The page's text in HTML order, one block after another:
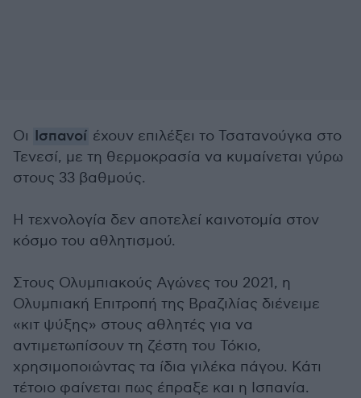
Οι Ισπανοί έχουν επιλέξει το Τσατανούγκα στο
Τενεσί, με τη θερμοκρασία να κυμαίνεται γύρω
στους 33 βαθμούς.
Η τεχνολογία δεν αποτελεί καινοτομία στον
κόσμο του αθλητισμού.
Στους Ολυμπιακούς Αγώνες του 2021, η
Ολυμπιακή Επιτροπή της Βραζιλίας διένειμε
«κιτ ψύξης» στους αθλητές για να
αντιμετωπίσουν τη ζέστη του Τόκιο,
χρησιμοποιώντας τα ίδια γιλέκα πάγου. Κάτι
τέτοιο φαίνεται πως έπραξε και η Ισπανία.